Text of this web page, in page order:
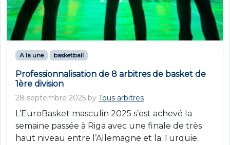
A la une basketball
Professionnalisation de 8 arbitres de basket de
1ère division
28 septembre 2025 by Tous arbitres
L’EuroBasket masculin 2025 s’est achevé la
semaine passée à Riga avec une finale de très
haut niveau entre l’Allemagne et la Turquie…